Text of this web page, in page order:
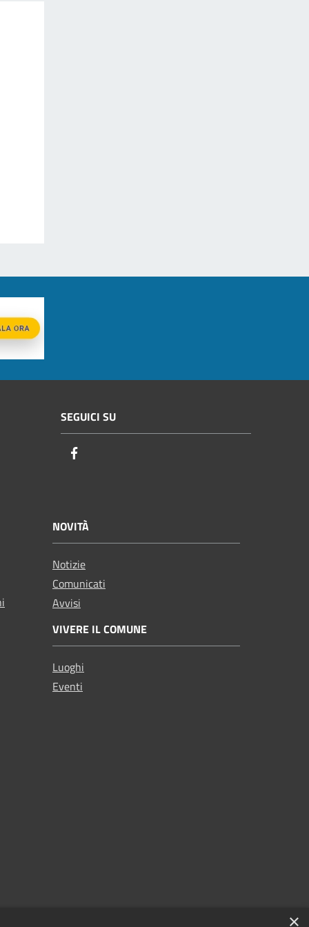
SEGUICI SU
NOVITÀ
Notizie
Comunicati
Avvisi
VIVERE IL COMUNE
Luoghi
Eventi
×